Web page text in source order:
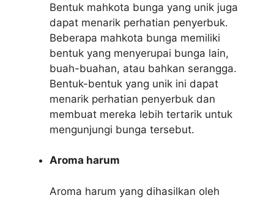
Bentuk mahkota bunga yang unik juga
dapat menarik perhatian penyerbuk.
Beberapa mahkota bunga memiliki
bentuk yang menyerupai bunga lain,
buah-buahan, atau bahkan serangga.
Bentuk-bentuk yang unik ini dapat
menarik perhatian penyerbuk dan
membuat mereka lebih tertarik untuk
mengunjungi bunga tersebut.
Aroma harum
Aroma harum yang dihasilkan oleh